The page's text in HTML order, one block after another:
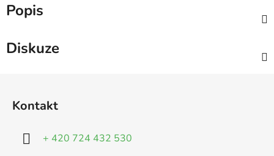
Popis
Diskuze
Kontakt
+ 420 724 432 530